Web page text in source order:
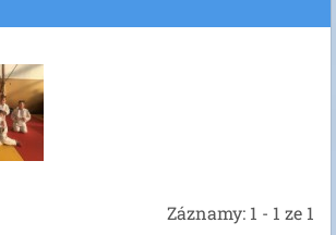
Záznamy: 1 - 1 ze 1